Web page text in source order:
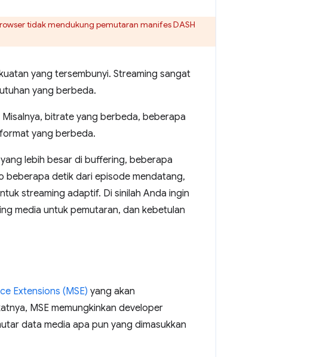
tidak mendukung pemutaran manifes DASH
yang tersembunyi. Streaming sangat
yang berbeda.
Misalnya, bitrate yang berbeda, beberapa
yang berbeda.
lebih besar di buffering, beberapa
beberapa detik dari episode mendatang,
streaming adaptif. Di sinilah Anda ingin
media untuk pemutaran, dan kebetulan
Extensions (MSE) yang akan
MSE memungkinkan developer
data media apa pun yang dimasukkan